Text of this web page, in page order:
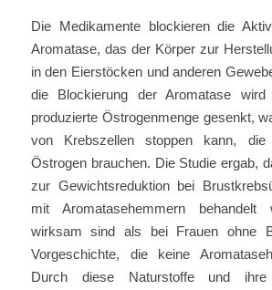
Die Medikamente blockieren die
Aromatase, das der Körper zur
in den Eierstöcken und anderen
die Blockierung der Aromatase
produzierte Östrogenmenge gesenkt,
von Krebszellen stoppen kann, die
Östrogen brauchen. Die Studie ergab,
zur Gewichtsreduktion bei
mit Aromatasehemmern behandelt
wirksam sind als bei Frauen ohne
Vorgeschichte, die keine
Durch diese Naturstoffe und